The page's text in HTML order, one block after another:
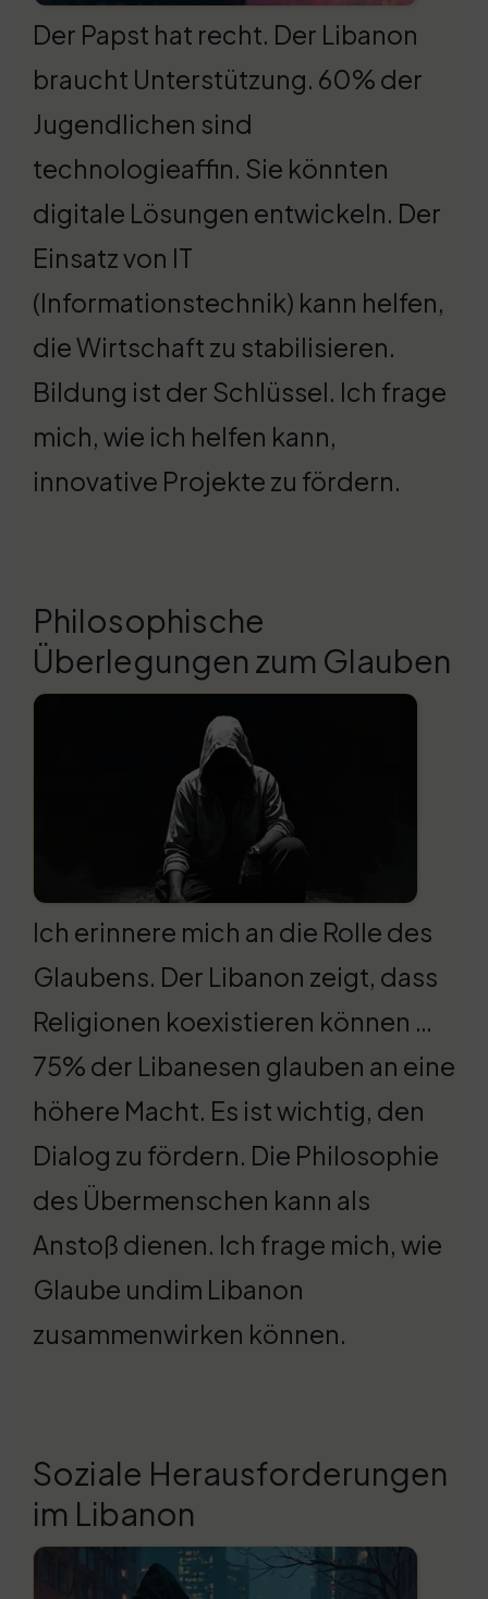
Der Papst hat recht. Der Libanon
braucht Unterstützung. 60% der
Jugendlichen sind
technologieaffin. Sie könnten
digitale Lösungen entwickeln. Der
Einsatz von IT
(Informationstechnik) kann helfen,
die Wirtschaft zu stabilisieren.
Bildung ist der Schlüssel. Ich frage
mich, wie ich helfen kann,
innovative Projekte zu fördern.
Philosophische
Überlegungen zum Glauben
Ich erinnere mich an die Rolle des
Glaubens. Der Libanon zeigt, dass
Religionen koexistieren können …
75% der Libanesen glauben an eine
höhere Macht. Es ist wichtig, den
Dialog zu fördern. Die Philosophie
des Übermenschen kann als
Anstoß dienen. Ich frage mich, wie
Glaube undim Libanon
zusammenwirken können.
Soziale Herausforderungen
im Libanon